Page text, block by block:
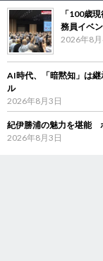
「100歳
務員イベ
2026年8月
AI時代、「暗黙知」は
ル
2026年8月3日
紀伊勝浦の魅力を堪能
2026年8月3日